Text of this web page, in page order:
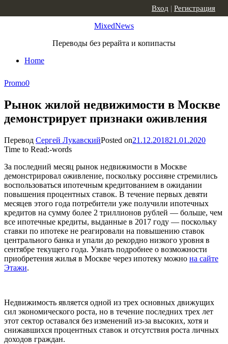
MixedNews
Переводы без рерайта и копипасты
Home
Вход | Регистрация
Promo0
Рынок жилой недвижимости в Москве
демонстрирует признаки оживления
Перевод Сергей ЛукавскийPosted on21.12.201821.01.2020
Time to Read:-words
За последний месяц рынок недвижимости в Москве
демонстрировал оживление, поскольку россияне стремились
воспользоваться ипотечным кредитованием в ожидании
повышения процентных ставок. В течение первых девяти
месяцев этого года потребители уже получили ипотечных
кредитов на сумму более 2 триллионов рублей — больше, чем
все ипотечные кредиты, выданные в 2017 году — поскольку
ставки по ипотеке не реагировали на повышению ставок
центрального банка и упали до рекордно низкого уровня в
сентябре текущего года. Узнать подробнее о возможности
приобретения жилья в Москве через ипотеку можно на сайте
Этажи.
Недвижимость является одной из трех основных движущих
сил экономического роста, но в течение последних трех лет
этот сектор оставался без изменений из-за высоких, хотя и
снижавшихся процентных ставок и отсутствия роста личных
доходов граждан.